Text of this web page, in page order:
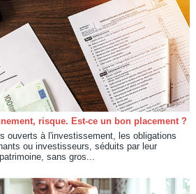
risque. Est-ce un bon placement ?
ouverts à l'investissement, les obligations
ou investisseurs, séduits par leur
sans gros...